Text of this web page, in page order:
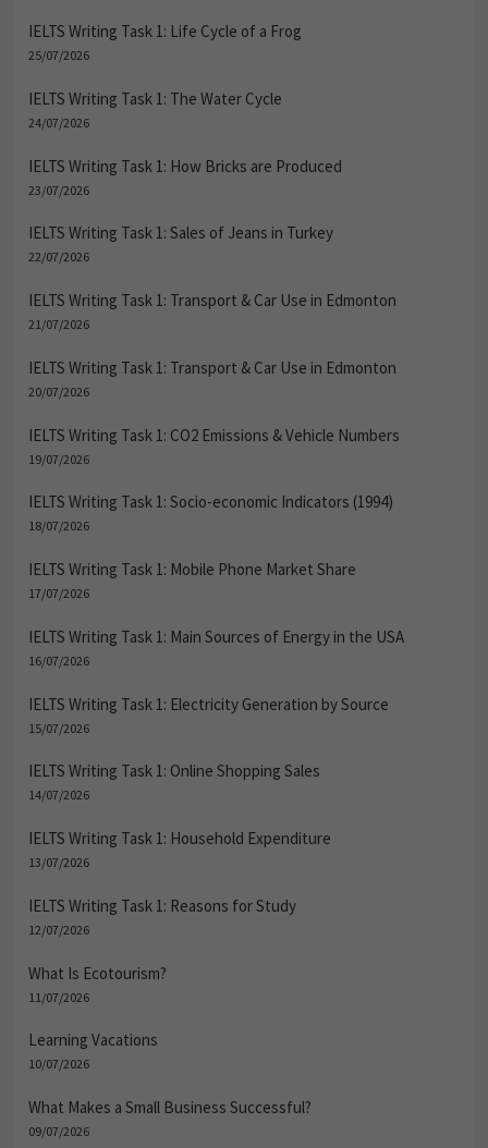
IELTS Writing Task 1: Life Cycle of a Frog
25/07/2026
IELTS Writing Task 1: The Water Cycle
24/07/2026
IELTS Writing Task 1: How Bricks are Produced
23/07/2026
IELTS Writing Task 1: Sales of Jeans in Turkey
22/07/2026
IELTS Writing Task 1: Transport & Car Use in Edmonton
21/07/2026
IELTS Writing Task 1: Transport & Car Use in Edmonton
20/07/2026
IELTS Writing Task 1: CO2 Emissions & Vehicle Numbers
19/07/2026
IELTS Writing Task 1: Socio-economic Indicators (1994)
18/07/2026
IELTS Writing Task 1: Mobile Phone Market Share
17/07/2026
IELTS Writing Task 1: Main Sources of Energy in the USA
16/07/2026
IELTS Writing Task 1: Electricity Generation by Source
15/07/2026
IELTS Writing Task 1: Online Shopping Sales
14/07/2026
IELTS Writing Task 1: Household Expenditure
13/07/2026
IELTS Writing Task 1: Reasons for Study
12/07/2026
What Is Ecotourism?
11/07/2026
Learning Vacations
10/07/2026
What Makes a Small Business Successful?
09/07/2026